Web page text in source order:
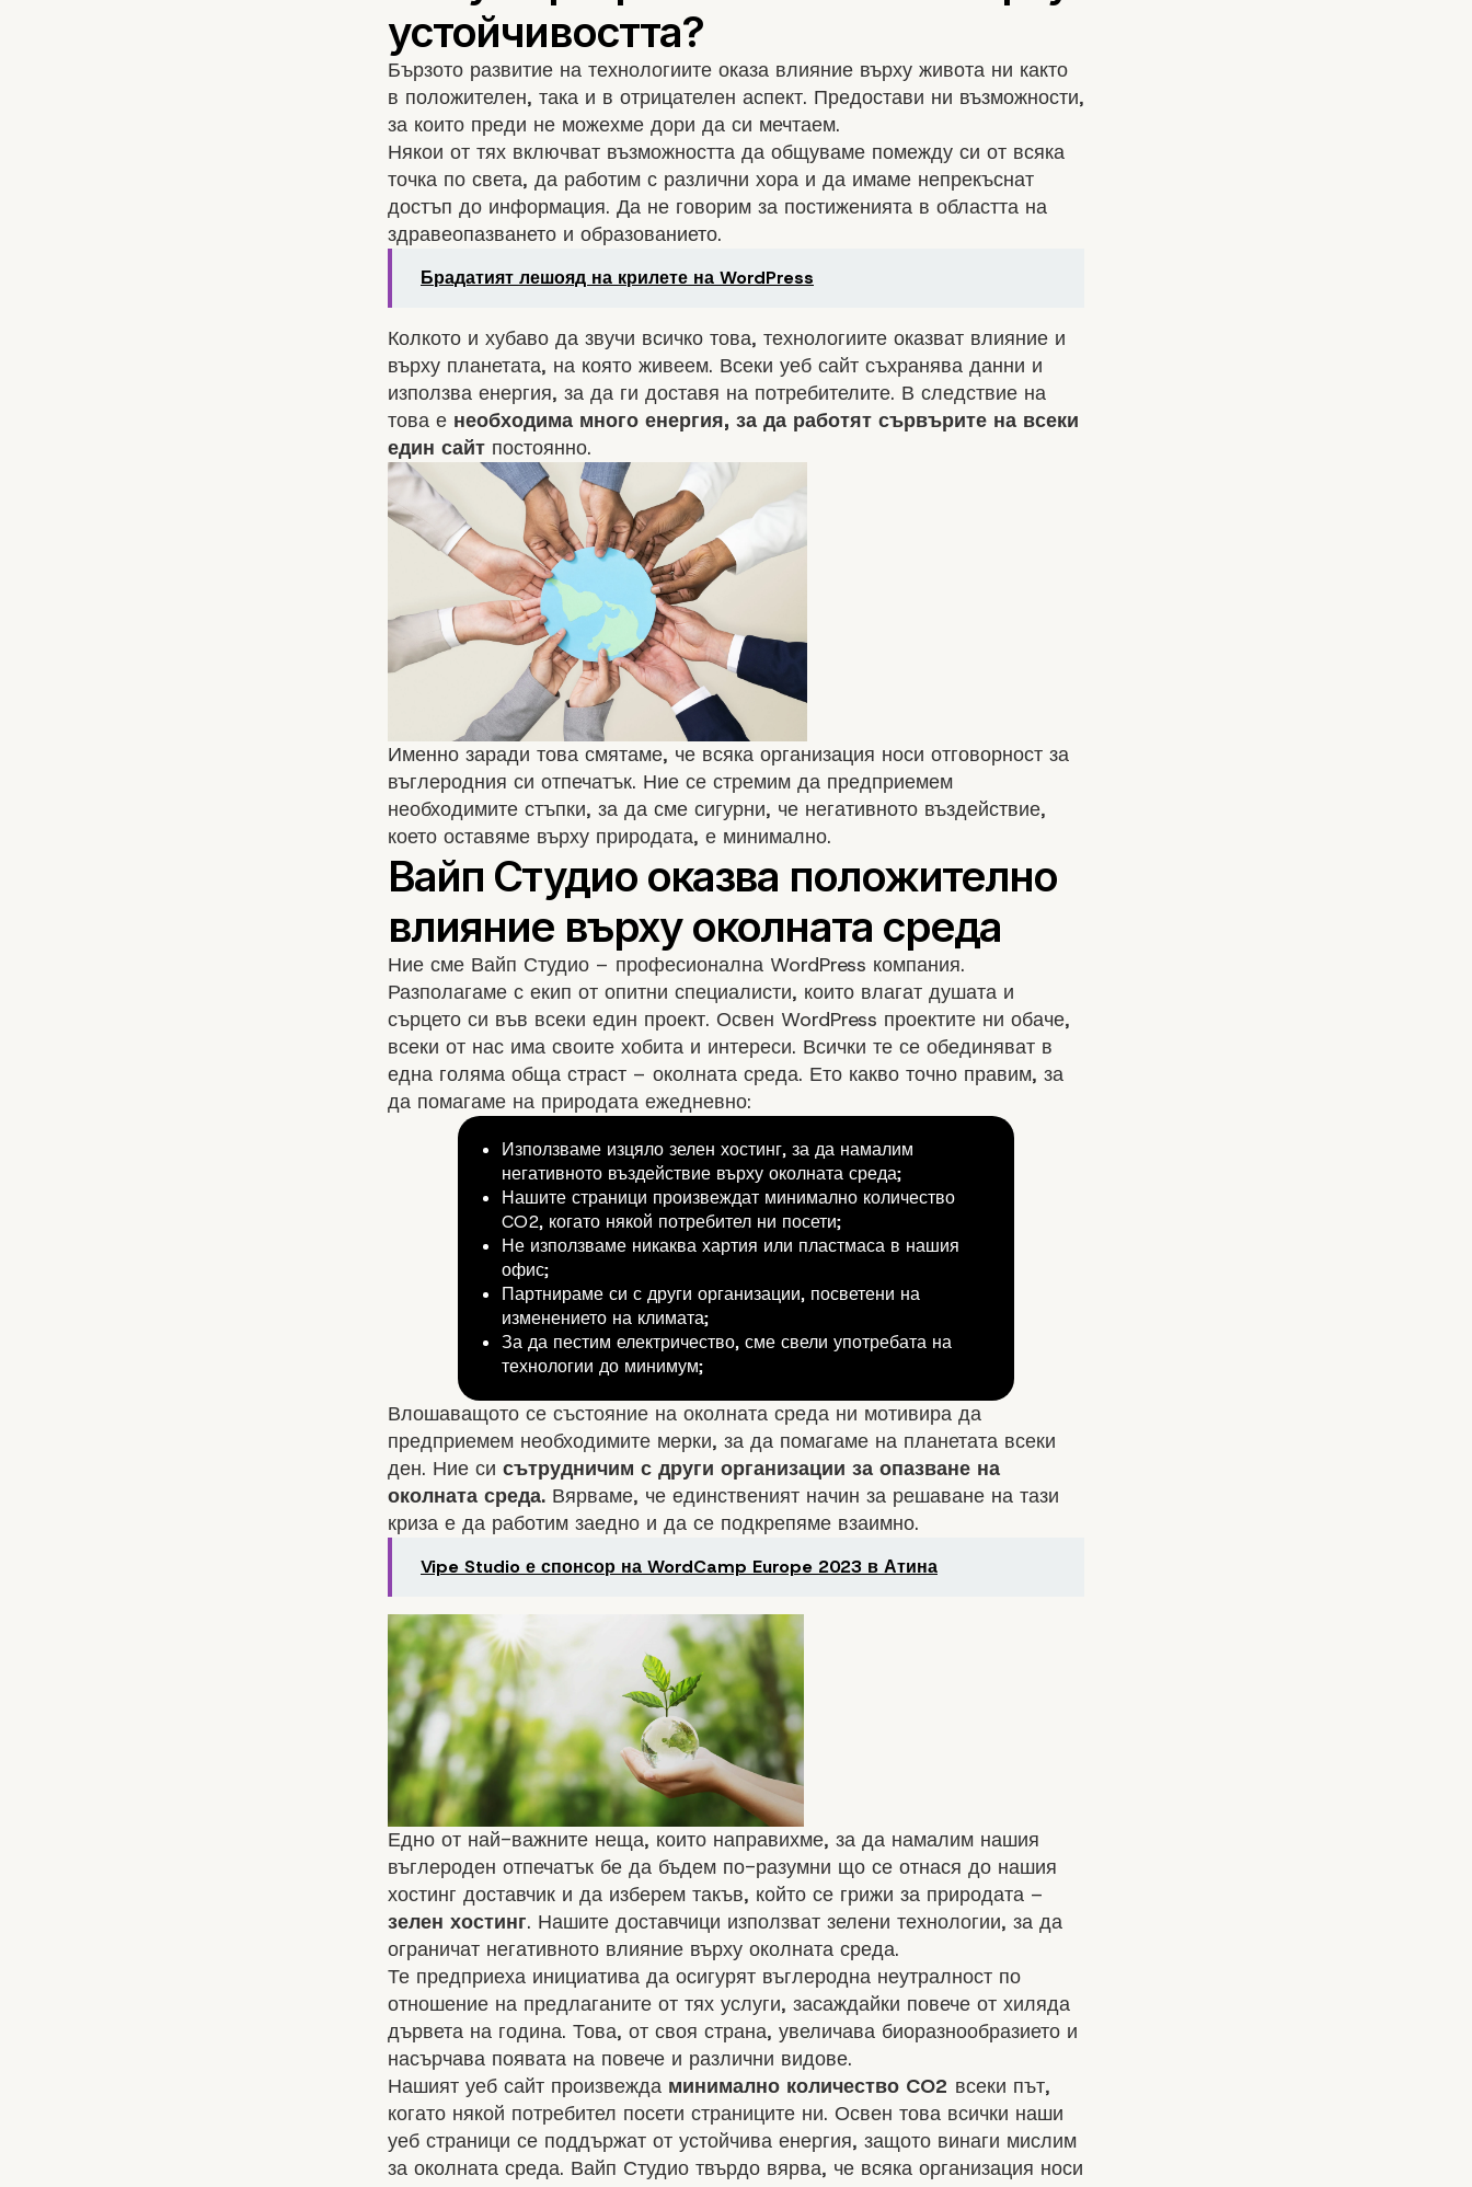
Бързото развитие на технологиите оказа влияние върху живота ни както
в положителен, така и в отрицателен аспект. Предостави ни възможности,
за които преди не можехме дори да си мечтаем.
Някои от тях включват възможността да общуваме помежду си от всяка
точка по света, да работим с различни хора и да имаме непрекъснат
достъп до информация. Да не говорим за постиженията в областта на
здравеопазването и образованието.
Брадатият лешояд на крилете на WordPress
Колкото и хубаво да звучи всичко това, технологиите оказват влияние и
върху планетата, на която живеем. Всеки уеб сайт съхранява данни и
използва енергия, за да ги доставя на потребителите. В следствие на
това е необходима много енергия, за да работят сървърите на всеки
един сайт постоянно.
Именно заради това смятаме, че всяка организация носи отговорност за
въглеродния си отпечатък. Ние се стремим да предприемем
необходимите стъпки, за да сме сигурни, че негативното въздействие,
което оставяме върху природата, е минимално.
Ние сме Вайп Студио – професионална WordPress компания.
Разполагаме с екип от опитни специалисти, които влагат душата и
сърцето си във всеки един проект. Освен WordPress проектите ни обаче,
всеки от нас има своите хобита и интереси. Всички те се обединяват в
една голяма обща страст – околната среда. Ето какво точно правим, за
да помагаме на природата ежедневно:
Използваме изцяло зелен хостинг, за да намалим
негативното въздействие върху околната среда;
Нашите страници произвеждат минимално количество
CO2, когато някой потребител ни посети;
Не използваме никаква хартия или пластмаса в нашия
офис;
Партнираме си с други организации, посветени на
изменението на климата;
За да пестим електричество, сме свели употребата на
технологии до минимум;
Влошаващото се състояние на околната среда ни мотивира да
предприемем необходимите мерки, за да помагаме на планетата всеки
ден. Ние си сътрудничим с други организации за опазване на
околната среда. Вярваме, че единственият начин за решаване на тази
криза е да работим заедно и да се подкрепяме взаимно.
Vipe Studio е спонсор на WordCamp Europe 2023 в Атина
Едно от най-важните неща, които направихме, за да намалим нашия
въглероден отпечатък бе да бъдем по-разумни що се отнася до нашия
хостинг доставчик и да изберем такъв, който се грижи за природата –
зелен хостинг. Нашите доставчици използват зелени технологии, за да
ограничат негативното влияние върху околната среда.
Те предприеха инициатива да осигурят въглеродна неутралност по
отношение на предлаганите от тях услуги, засаждайки повече от хиляда
дървета на година. Това, от своя страна, увеличава биоразнообразието и
насърчава появата на повече и различни видове.
Нашият уеб сайт произвежда минимално количество CO2 всеки път,
когато някой потребител посети страниците ни. Освен това всички наши
уеб страници се поддържат от устойчива енергия, защото винаги мислим
за околната среда. Вайп Студио твърдо вярва, че всяка организация носи